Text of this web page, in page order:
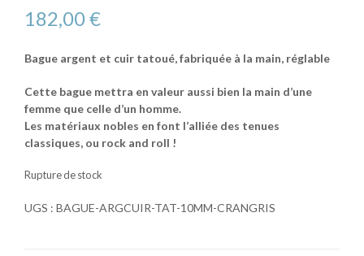
182,00€
Bague argent et cuir tatoué, fabriquée à la main, réglable
Cette bague mettra en valeur aussi bien la main d’une
femme que celle d’un homme.
Les matériaux nobles en font l’alliée des tenues
classiques, ou rock and roll !
Rupture de stock
UGS : BAGUE-ARGCUIR-TAT-10MM-CRANGRIS